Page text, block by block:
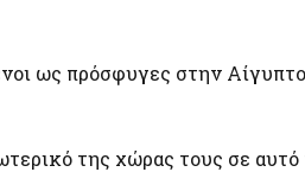
ως πρόσφυγες στην
της χώρας τους σε αυτό